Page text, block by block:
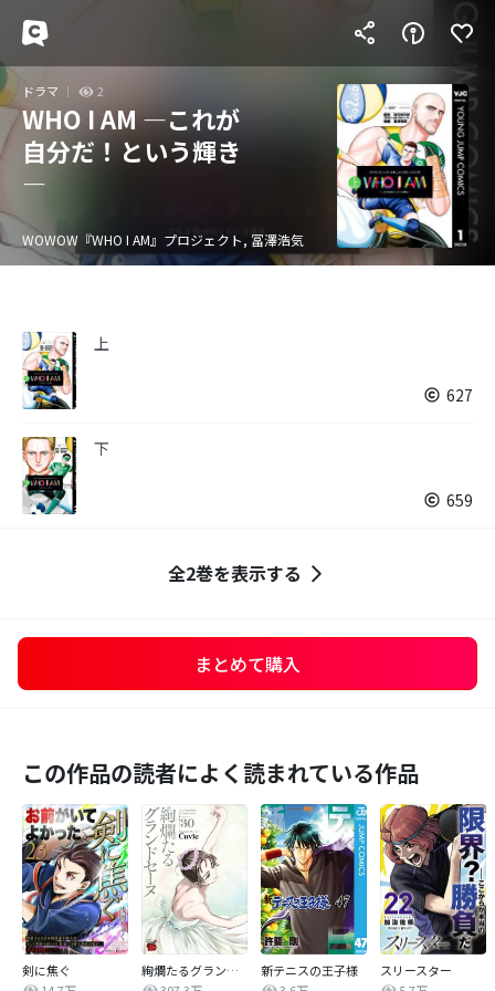
ドラマ 2
WHO I AM ―これが
自分だ！という輝き
―
WOWOW『WHO I AM』プロジェクト, 冨澤浩気
上
627
下
659
全2巻を表示する
まとめて購入
この作品の読者によく読まれている作品
剣に焦ぐ
絢爛たるグランドセーヌ
新テニスの王子様
スリースター